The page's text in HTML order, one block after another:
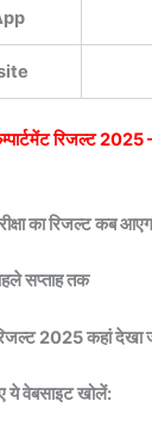
रिजल्ट 2025
का रिजल्ट कब
सप्ताह तक
2025 कहां देखा
ये वेबसाइट खोलें: